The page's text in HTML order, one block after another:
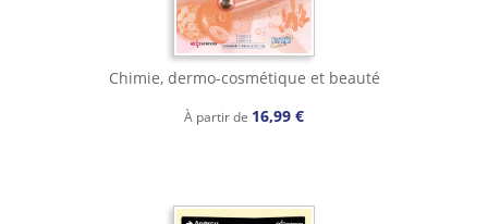
Chimie, dermo-cosmétique et beauté
À partir de 16,99 €